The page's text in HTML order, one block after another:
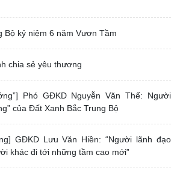
trong 6 tháng đầu năm 2022
Đất Xanh Bắc Trung Bộ kỷ niệm 6 năm
Vươn Tầm